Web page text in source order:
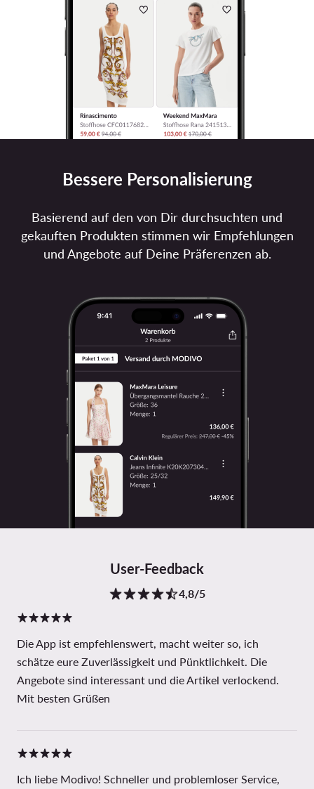
User-Feedback
4,8/5
Die App ist empfehlenswert, macht weiter so, ich
schätze eure Zuverlässigkeit und Pünktlichkeit. Die
Angebote sind interessant und die Artikel verlockend.
Mit besten Grüßen
Ich liebe Modivo! Schneller und problemloser Service,
Bessere Personalisierung
Basierend auf den von Dir durchsuchten und
gekauften Produkten stimmen wir Empfehlungen
und Angebote auf Deine Präferenzen ab.